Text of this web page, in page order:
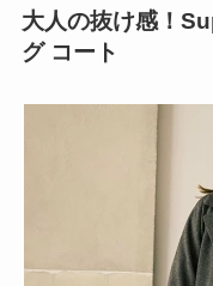
大人の抜け感！
グ コート